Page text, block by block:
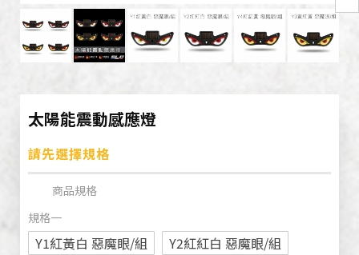
太陽能震動感應燈
請先選擇規格
商品規格
規格一
Y1紅黃白 惡魔眼/組
Y2紅紅白 惡魔眼/組